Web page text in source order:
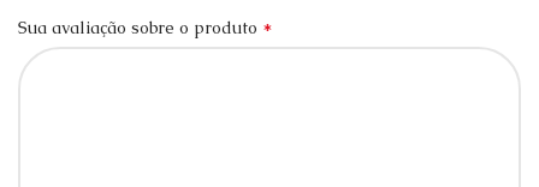
Sua avaliação sobre o produto *